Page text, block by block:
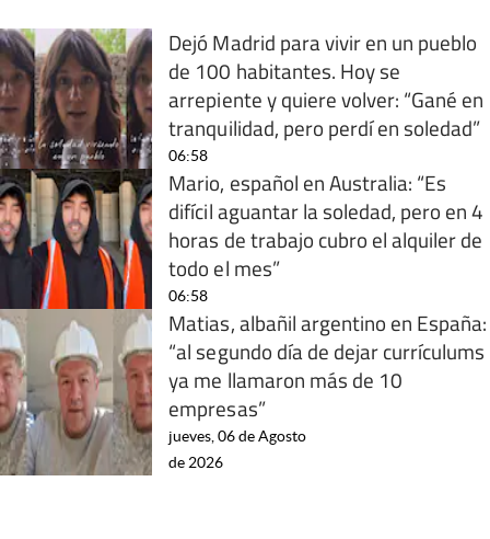
Dejó Madrid para vivir en un pueblo
de 100 habitantes. Hoy se
arrepiente y quiere volver: “Gané en
tranquilidad, pero perdí en soledad”
06:58
Mario, español en Australia: “Es
difícil aguantar la soledad, pero en 4
horas de trabajo cubro el alquiler de
todo el mes”
06:58
Matias, albañil argentino en España:
“al segundo día de dejar currículums
ya me llamaron más de 10
empresas”
jueves, 06 de Agosto
de 2026